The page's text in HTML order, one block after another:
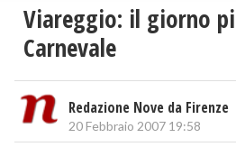
Viareggio: il giorno
Carnevale
Redazione Nove da Firenze
20 Febbraio 2007 19:58